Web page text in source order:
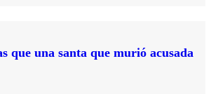
que una santa que murió acusada